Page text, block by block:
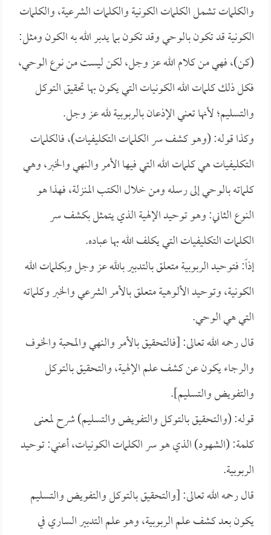
والكلمات تشمل الكلمات الكونية والكلمات الشرعية، والكلمات
الكونية قد تكون بالوحي وقد تكون بما يدبر الله به الكون ومثل:
(كن)، فهي من كلام الله عز وجل، لكن ليست من نوع الوحي،
فكل ذلك كلمات الله الكونيات التي يكون بها تحقيق التوكل
والتسليم؛ لأنها تعني الإذعان بالربوبية لله عز وجل.
وكذا قوله: (وهو كشف سر الكلمات التكليفيات)، فالكلمات
التكليفيات هي كلمات الله التي فيها الأمر والنهي والخبر، وهي
كلماته بالوحي إلى رسله ومن خلال الكتب المنزلة، فهذا هو
النوع الثاني: وهو توحيد الإلهية الذي يتمثل بكشف سر
الكلمات التكليفيات التي يكلف الله بها عباده.
إذاً: فتوحيد الربوبية متعلق بالتدبير بالله عز وجل وبكلمات الله
الكونية، وتوحيد الألوهية متعلق بالأمر الشرعي والخبر وكلماته
التي هي الوحي.
قال رحمه الله تعالى: [فالتحقيق بالأمر والنهي والمحبة والخوف
والرجاء يكون عن كشف علم الإلهية، والتحقيق بالتوكل
والتفويض والتسليم].
قوله: (والتحقيق بالتوكل والتفويض والتسليم) شرح لمعنى
كلمة: (الشهود) الذي هو سر الكلمات الكونيات، أعني: توحيد
الربوبية.
قال رحمه الله تعالى: [والتحقيق بالتوكل والتفويض والتسليم
يكون بعد كشف علم الربوبية، وهو علم التدبير الساري في